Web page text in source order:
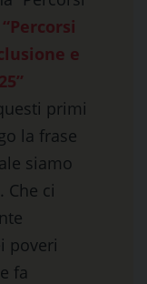
“Percorsi
e
primi
la frase
siamo
Che ci
poveri
fa